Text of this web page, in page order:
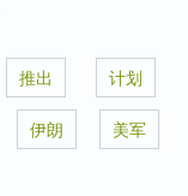
推出 计划
伊朗 美军